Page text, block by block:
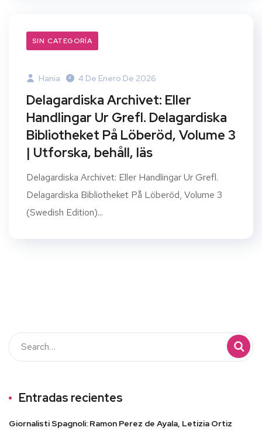
SIN CATEGORÍA
Hania 4 De Enero De 2026
Delagardiska Archivet: Eller
Handlingar Ur Grefl. Delagardiska
Bibliotheket På Löberöd, Volume 3
| Utforska, behåll, läs
Delagardiska Archivet: Eller Handlingar Ur Grefl.
Delagardiska Bibliotheket På Löberöd, Volume 3
(Swedish Edition)...
Entradas recientes
Giornalisti Spagnoli: Ramon Perez de Ayala, Letizia Ortiz